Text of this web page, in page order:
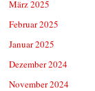
März 2025
Februar 2025
Januar 2025
Dezember 2024
November 2024